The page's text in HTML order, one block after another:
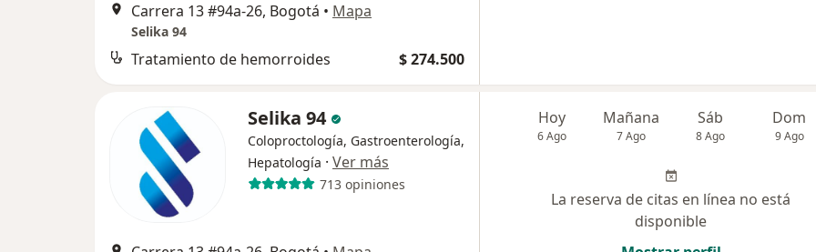
Carrera 13 #94a-26, Bogotá • Mapa
Selika 94
Tratamiento de hemorroides $ 274.500
Selika 94
Coloproctología, Gastroenterología,
Hepatología · Ver más
713 opiniones
Hoy
6 Ago
Mañana
7 Ago
Sáb
8 Ago
Dom
9 Ago
La reserva de citas en línea no está
disponible